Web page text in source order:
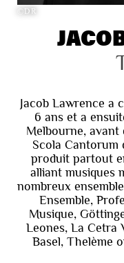
©DR
Jacob Lawrence a
6 ans et a
Melbourne, avant
Scola Cantorum
produit partout
alliant musiques
nombreux
Ensemble,
Musique,
Leones, La Cetra
Basel, Thelème